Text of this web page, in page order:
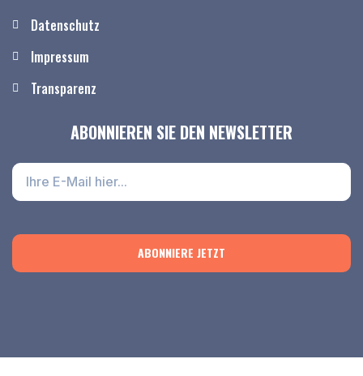
Datenschutz
Impressum
Transparenz
ABONNIEREN SIE DEN NEWSLETTER
ABONNIERE JETZT